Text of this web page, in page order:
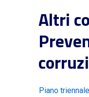
Altri
Piano